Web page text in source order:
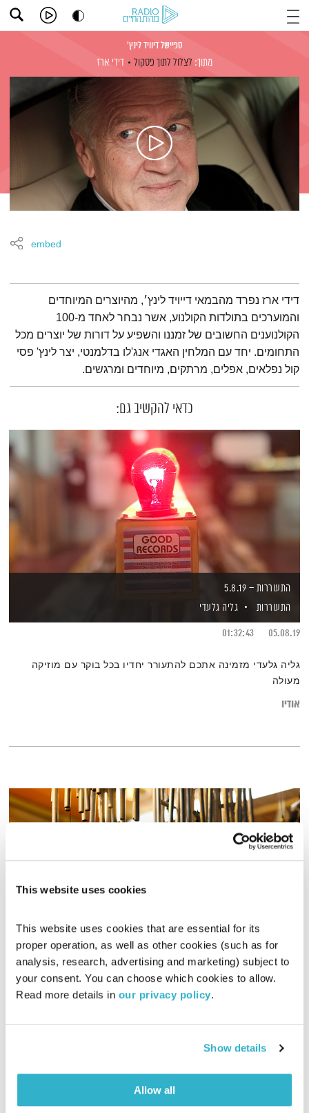
This website uses cookies
This website uses cookies that are essential for its
proper operation, as well as other cookies (such as for
analysis, research, advertising and marketing) subject to
your consent. You can choose which cookies to allow.
Read more details in our privacy policy.
Show details
Allow all
ספיישל דיוויד לינץ'
מתוך: לצלול לתוך פסקול דידי ארז
embed
תמצית הפודקאסט
דידי ארז נפרד מהבמאי דייויד לינץ׳, מהיוצרים המיוחדים
והמוערכים בתולדות הקולנוע, אשר נבחר לאחד מ-100
הקולנוענים החשובים של זמננו והשפיע על דורות של יוצרים מכל
התחומים. יחד עם המלחין האגדי אנג'לו בדלמנטי, יצר לינץ' פסי
קול נפלאים, אפלים, מרתקים, מיוחדים ומרגשים.
כדאי להקשיב גם:
התעוררות – 5.8.19
התעוררות
גליה גלעדי
05.08.19
01:32:43
גליה גלעדי מזמינה אתכם להתעורר יחדיו בכל בוקר עם מוזיקה
מעולה
אודיו
עולם קטן – 20.3.22
עולם קטן
אורי בנקהלטר
מסע מוזיקלי יומי עם אורי בנקהלטר, והפעם – עדין, רגוע, אקוסטי,